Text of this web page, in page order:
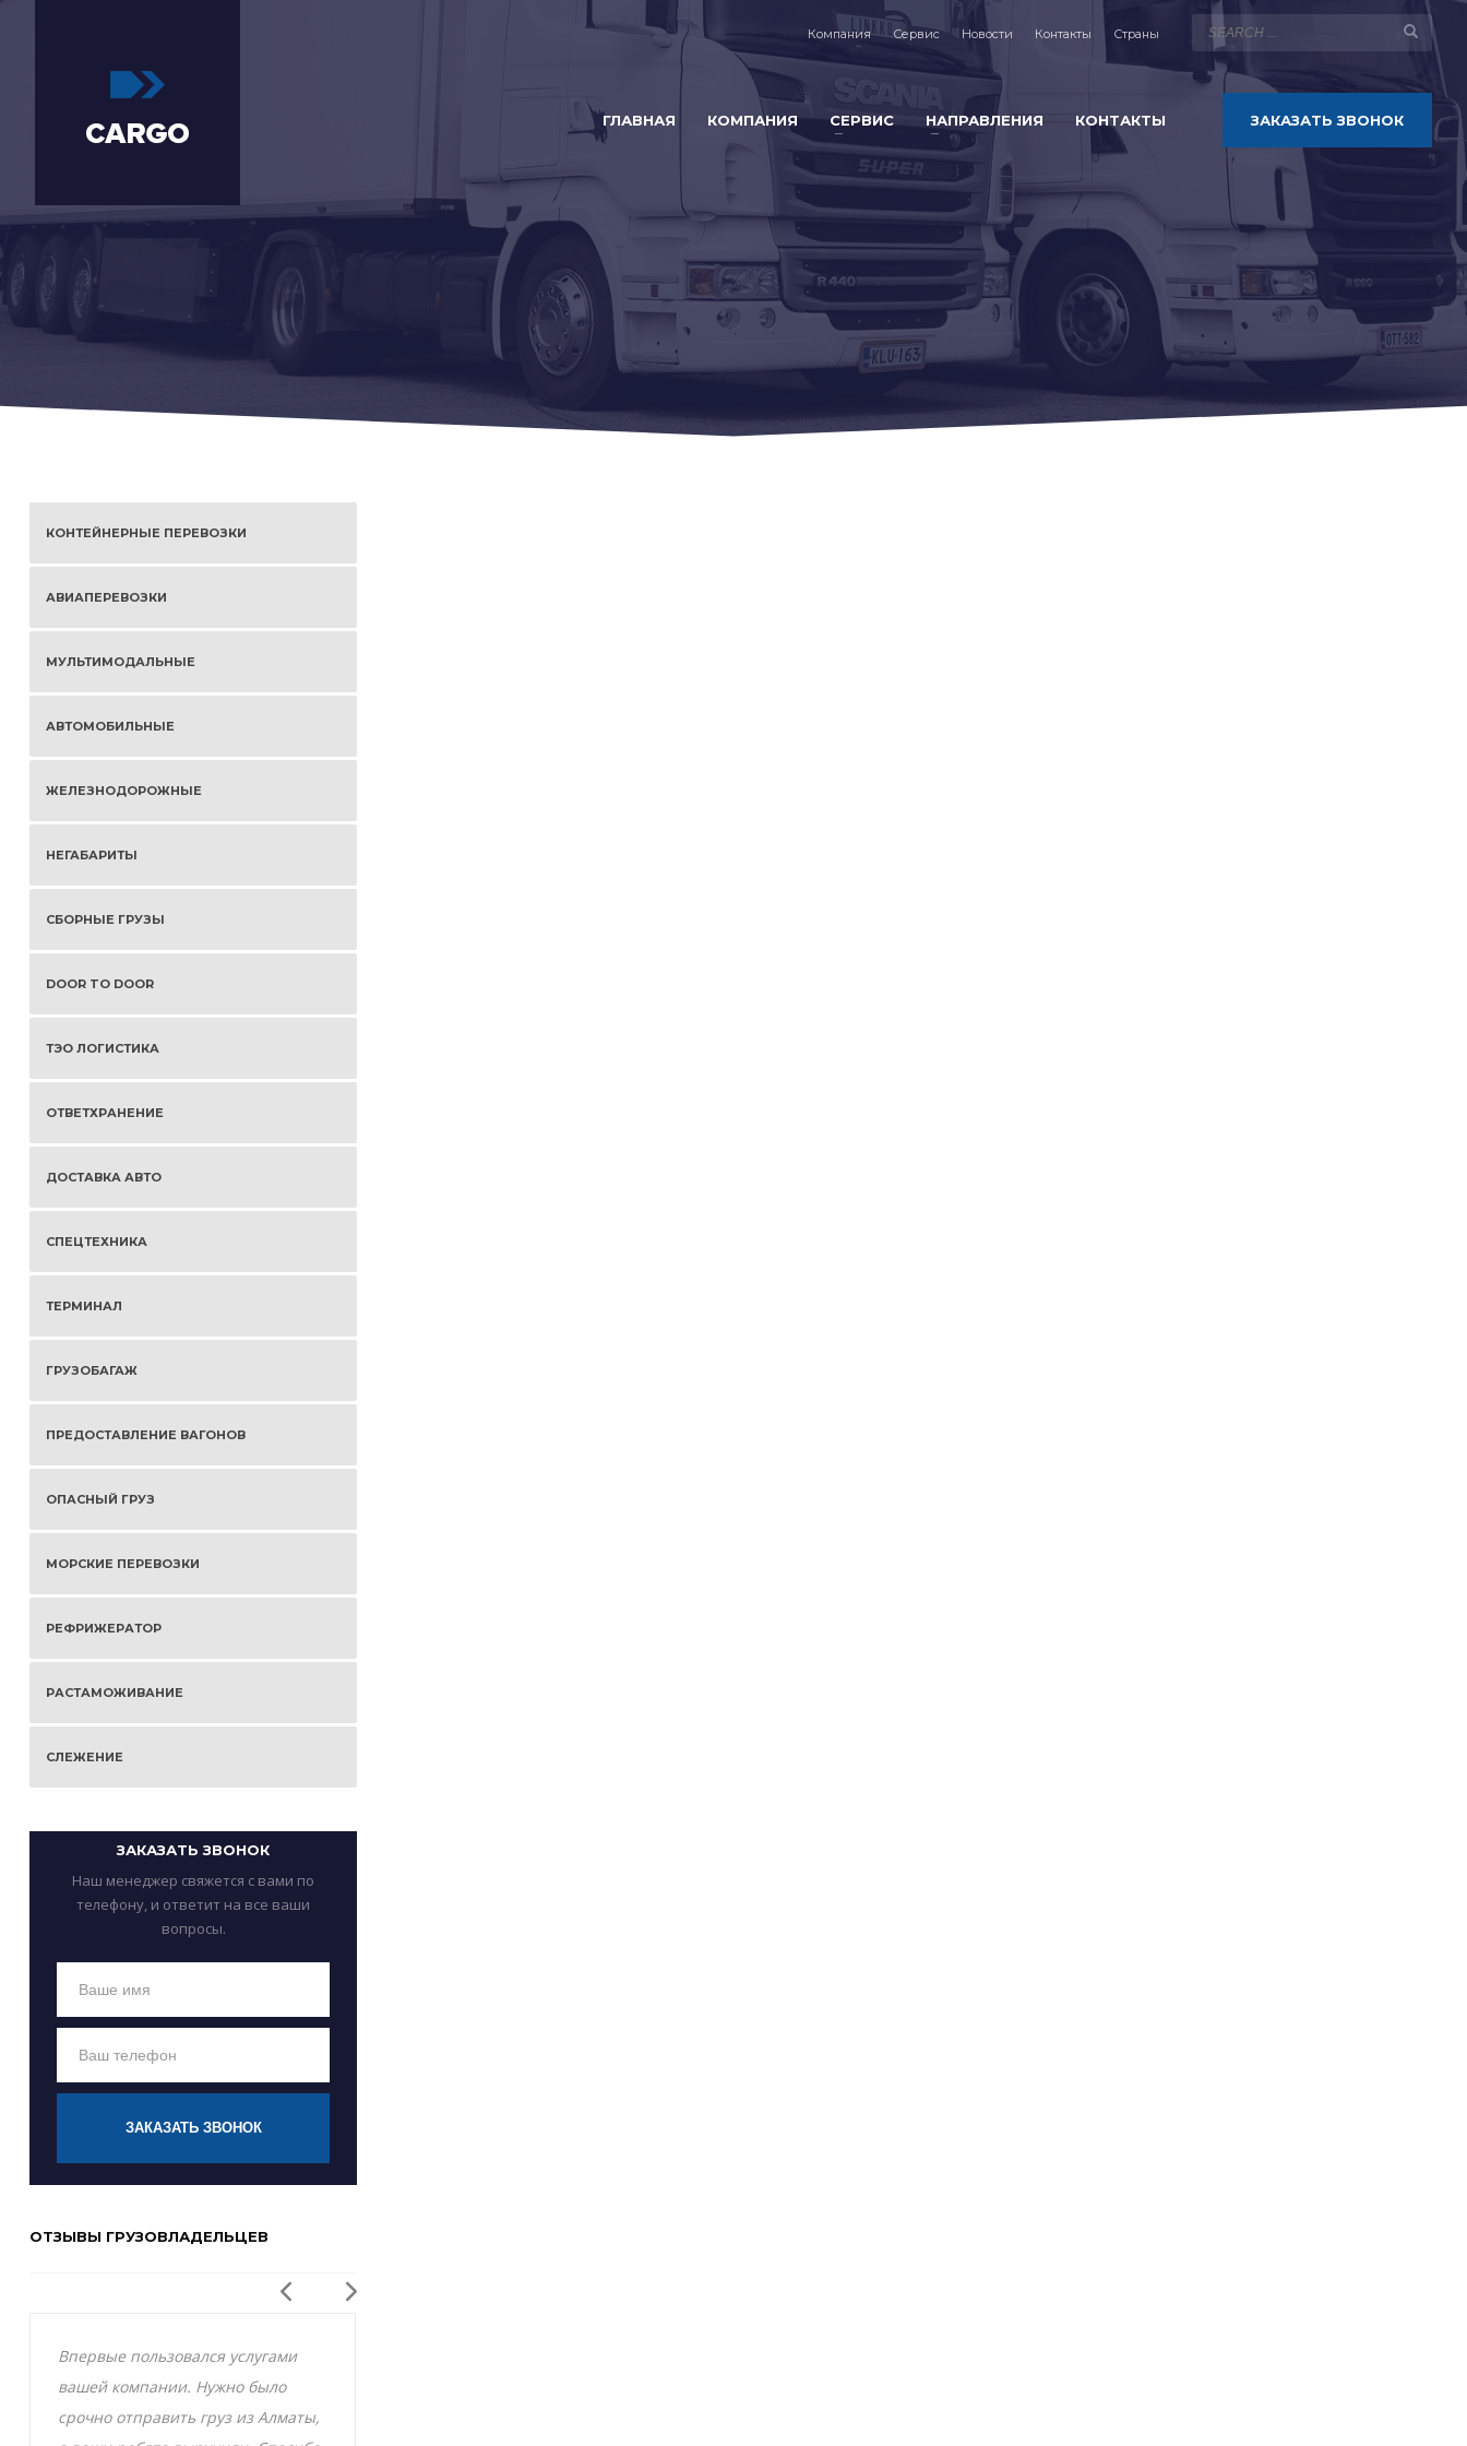
Компания Сервис Новости Контакты Страны
ГЛАВНАЯ КОМПАНИЯ СЕРВИС НАПРАВЛЕНИЯ КОНТАКТЫ ЗАКАЗАТЬ ЗВОНОК
КОНТЕЙНЕРНЫЕ ПЕРЕВОЗКИ
АВИАПЕРЕВОЗКИ
МУЛЬТИМОДАЛЬНЫЕ
АВТОМОБИЛЬНЫЕ
ЖЕЛЕЗНОДОРОЖНЫЕ
НЕГАБАРИТЫ
СБОРНЫЕ ГРУЗЫ
DOOR TO DOOR
ТЭО ЛОГИСТИКА
ОТВЕТХРАНЕНИЕ
ДОСТАВКА АВТО
СПЕЦТЕХНИКА
ТЕРМИНАЛ
ГРУЗОБАГАЖ
ПРЕДОСТАВЛЕНИЕ ВАГОНОВ
ОПАСНЫЙ ГРУЗ
МОРСКИЕ ПЕРЕВОЗКИ
РЕФРИЖЕРАТОР
РАСТАМОЖИВАНИЕ
СЛЕЖЕНИЕ
ЗАКАЗАТЬ ЗВОНОК
Наш менеджер свяжется с вами по
телефону, и ответит на все ваши
вопросы.
ЗАКАЗАТЬ ЗВОНОК
ОТЗЫВЫ ГРУЗОВЛАДЕЛЬЦЕВ
Впервые пользовался услугами
вашей компании. Нужно было
срочно отправить груз из Алматы,